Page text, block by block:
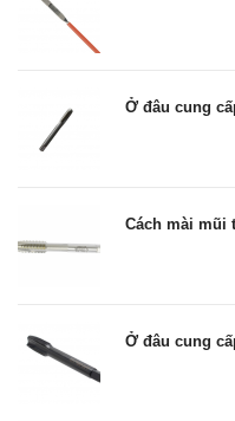
Ở đâu cung
Cách mài mũi
Ở đâu cung